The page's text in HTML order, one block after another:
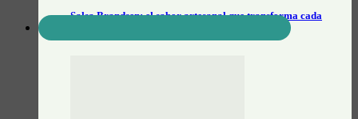
Salsa Brandsen: el sabor artesanal que transforma cada